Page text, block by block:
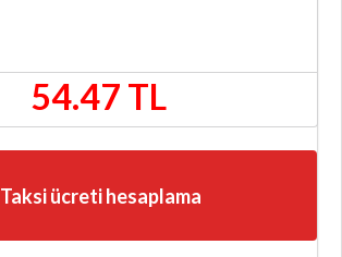
54.47 TL
Taksi ücreti hesaplama